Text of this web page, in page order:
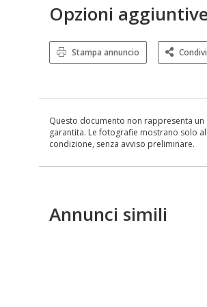
Opzioni aggiuntive
Stampa annuncio
Questo documento non rappresenta
garantita. Le fotografie mostrano solo
condizione, senza avviso preliminare.
Annunci simili